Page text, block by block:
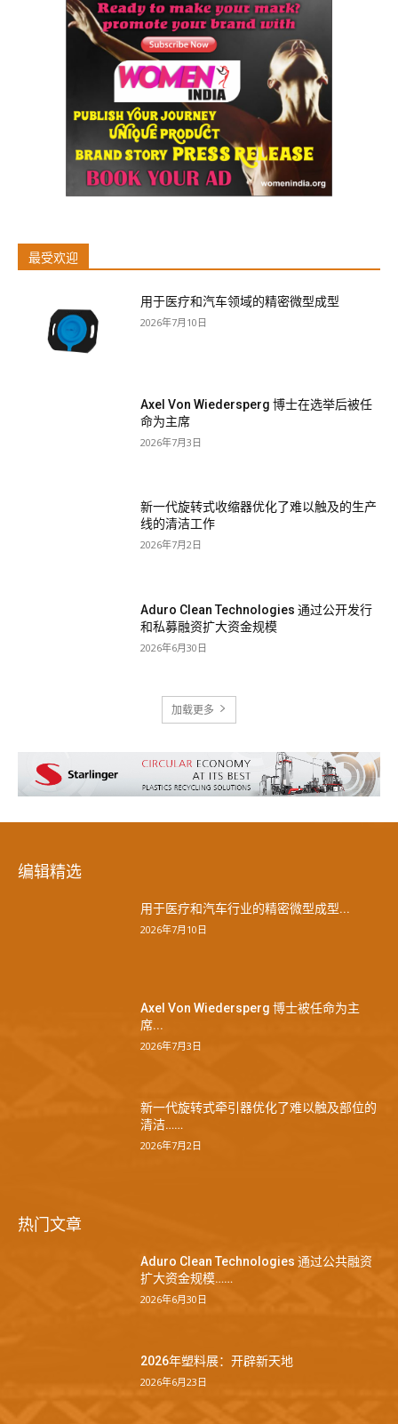
最受欢迎
用于医疗和汽车领域的精密微型成型
2026年7月10日
Axel Von Wiedersperg 博士在选举后被任
命为主席
2026年7月3日
新一代旋转式收缩器优化了难以触及的生产
线的清洁工作
2026年7月2日
Aduro Clean Technologies 通过公开发行
和私募融资扩大资金规模
2026年6月30日
加载更多
编辑精选
用于医疗和汽车行业的精密微型成型...
2026年7月10日
Axel Von Wiedersperg 博士被任命为主
席...
2026年7月3日
新一代旋转式牵引器优化了难以触及部位的
清洁……
2026年7月2日
热门文章
Aduro Clean Technologies 通过公共融资
扩大资金规模……
2026年6月30日
2026年塑料展：开辟新天地
2026年6月23日